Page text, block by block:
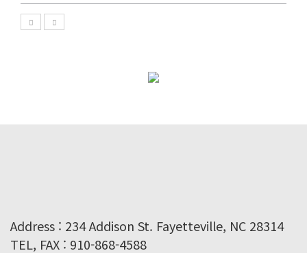
Address : 234 Addison St. Fayetteville, NC 28314
TEL, FAX : 910-868-4588